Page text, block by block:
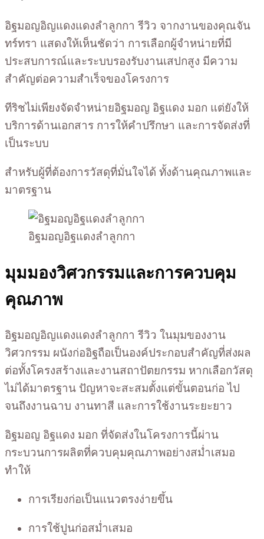
อิฐมอญอิญแดงแดงลำลูกกา รีวิว จากงานของคุณจัน
ทร์ทรา แสดงให้เห็นชัดว่า การเลือกผู้จำหน่ายที่มี
ประสบการณ์และระบบรองรับงานเสปกสูง มีความ
สำคัญต่อความสำเร็จของโครงการ
ทีริชไม่เพียงจัดจำหน่ายอิฐมอญ อิฐแดง มอก แต่ยังให้
บริการด้านเอกสาร การให้คำปรึกษา และการจัดส่งที่
เป็นระบบ
สำหรับผู้ที่ต้องการวัสดุที่มั่นใจได้ ทั้งด้านคุณภาพและ
มาตรฐาน
อิฐมอญอิฐแดงลำลูกกา
มุมมองวิศวกรรมและการควบคุม
คุณภาพ
อิฐมอญอิญแดงแดงลำลูกกา รีวิว ในมุมของงาน
วิศวกรรม ผนังก่ออิฐถือเป็นองค์ประกอบสำคัญที่ส่งผล
ต่อทั้งโครงสร้างและงานสถาปัตยกรรม หากเลือกวัสดุ
ไม่ได้มาตรฐาน ปัญหาจะสะสมตั้งแต่ขั้นตอนก่อ ไป
จนถึงงานฉาบ งานทาสี และการใช้งานระยะยาว
อิฐมอญ อิฐแดง มอก ที่จัดส่งในโครงการนี้ผ่าน
กระบวนการผลิตที่ควบคุมคุณภาพอย่างสม่ำเสมอ
ทำให้
การเรียงก่อเป็นแนวตรงง่ายขึ้น
การใช้ปูนก่อสม่ำเสมอ